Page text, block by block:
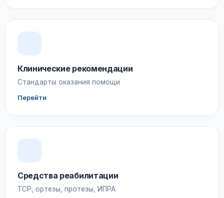
Клинические рекомендации
Стандарты оказания помощи
Перейти
Средства реабилитации
ТСР, ортезы, протезы, ИПРА